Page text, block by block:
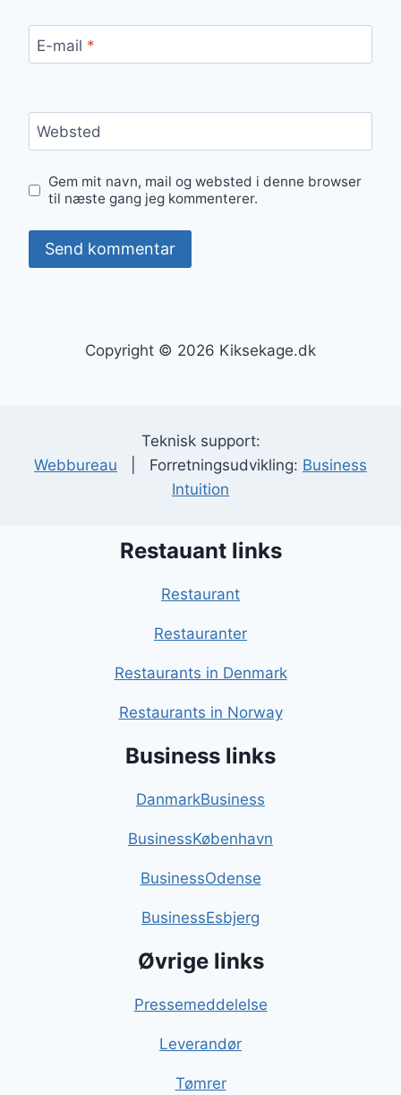
E-mail *
Websted
Gem mit navn, mail og websted i denne browser
til næste gang jeg kommenterer.
Copyright © 2026 Kiksekage.dk
Teknisk support:
Webbureau | Forretningsudvikling: Business
Intuition
Restauant links
Restaurant
Restauranter
Restaurants in Denmark
Restaurants in Norway
Business links
DanmarkBusiness
BusinessKøbenhavn
BusinessOdense
BusinessEsbjerg
Øvrige links
Pressemeddelelse
Leverandør
Tømrer